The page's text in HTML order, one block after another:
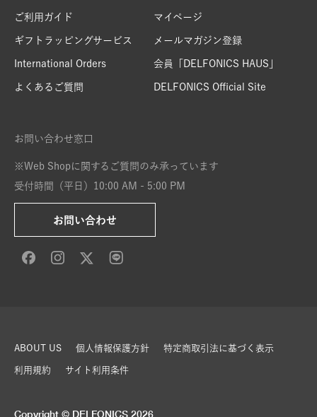
ご利用ガイド
ギフトラッピングサービス
International Orders
よくあるご質問
マイページ
メールマガジン登録
会員「DELFONICS HAUS」
DELFONICS Official Site
お問い合わせ窓口
※Web Shopに関するご質問のみ承っています
受付時間（平日）10:00 AM - 5:00 PM
お問い合わせ
ABOUT US 個人情報保護方針 特定商取引法に基づく表示
利用規約 サイト利用条件
Copyright © DELFONICS 2026